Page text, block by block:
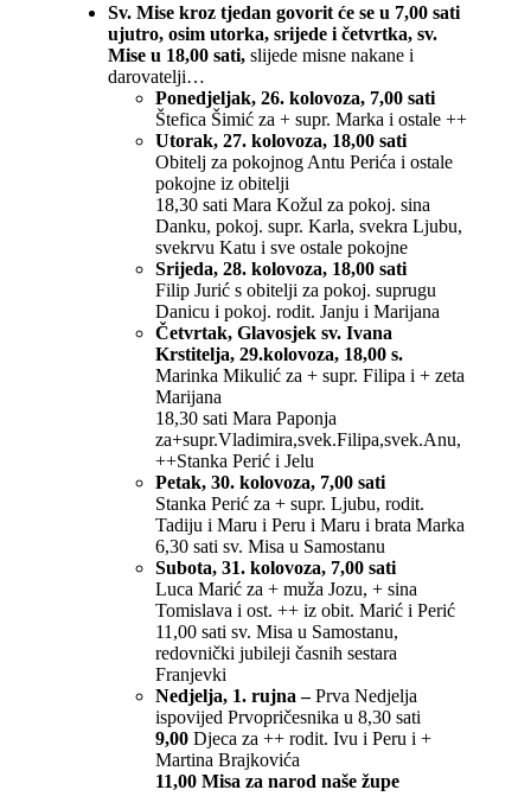
Sv. Mise kroz tjedan govorit će se u 7,00 sati
ujutro, osim utorka, srijede i četvrtka, sv.
Mise u 18,00 sati, slijede misne nakane i
darovatelji…
Ponedjeljak, 26. kolovoza, 7,00 sati
Štefica Šimić za + supr. Marka i ostale ++
Utorak, 27. kolovoza, 18,00 sati
Obitelj za pokojnog Antu Perića i ostale
pokojne iz obitelji
18,30 sati Mara Kožul za pokoj. sina
Danku, pokoj. supr. Karla, svekra Ljubu,
svekrvu Katu i sve ostale pokojne
Srijeda, 28. kolovoza, 18,00 sati
Filip Jurić s obitelji za pokoj. suprugu
Danicu i pokoj. rodit. Janju i Marijana
Četvrtak, Glavosjek sv. Ivana
Krstitelja, 29.kolovoza, 18,00 s.
Marinka Mikulić za + supr. Filipa i + zeta
Marijana
18,30 sati Mara Paponja
za+supr.Vladimira,svek.Filipa,svek.Anu,
++Stanka Perić i Jelu
Petak, 30. kolovoza, 7,00 sati
Stanka Perić za + supr. Ljubu, rodit.
Tadiju i Maru i Peru i Maru i brata Marka
6,30 sati sv. Misa u Samostanu
Subota, 31. kolovoza, 7,00 sati
Luca Marić za + muža Jozu, + sina
Tomislava i ost. ++ iz obit. Marić i Perić
11,00 sati sv. Misa u Samostanu,
redovnički jubileji časnih sestara
Franjevki
Nedjelja, 1. rujna –Prva Nedjelja
ispovijed Prvopričesnika u 8,30 sati
9,00 Djeca za ++ rodit. Ivu i Peru i +
Martina Brajkovića
11,00 Misa za narod naše župe